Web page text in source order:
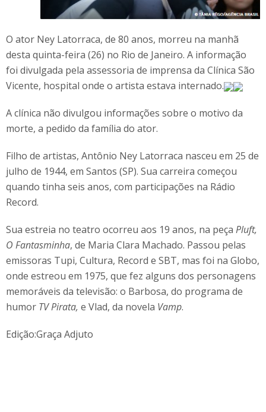
O ator Ney Latorraca, de 80 anos, morreu na manhã
desta quinta-feira (26) no Rio de Janeiro. A informação
foi divulgada pela assessoria de imprensa da Clínica São
Vicente, hospital onde o artista estava internado.
A clínica não divulgou informações sobre o motivo da
morte, a pedido da família do ator.
Filho de artistas, Antônio Ney Latorraca nasceu em 25 de
julho de 1944, em Santos (SP). Sua carreira começou
quando tinha seis anos, com participações na Rádio
Record.
Sua estreia no teatro ocorreu aos 19 anos, na peça Pluft,
O Fantasminha, de Maria Clara Machado. Passou pelas
emissoras Tupi, Cultura, Record e SBT, mas foi na Globo,
onde estreou em 1975, que fez alguns dos personagens
memoráveis da televisão: o Barbosa, do programa de
humor TV Pirata, e Vlad, da novela Vamp.
Edição:Graça Adjuto